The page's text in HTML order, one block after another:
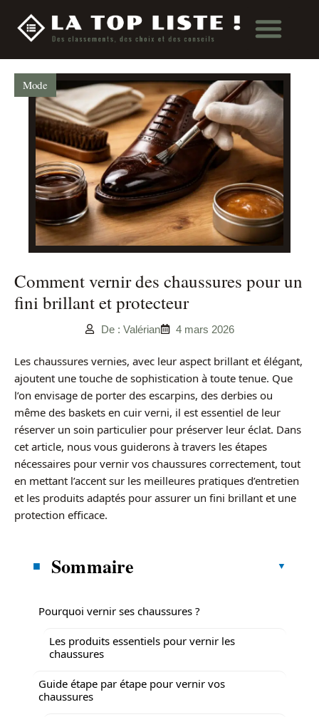
Mode
Comment vernir des chaussures pour un
fini brillant et protecteur
De : Valérian 4 mars 2026
Les chaussures vernies, avec leur aspect brillant et élégant,
ajoutent une touche de sophistication à toute tenue. Que
l’on envisage de porter des escarpins, des derbies ou
même des baskets en cuir verni, il est essentiel de leur
réserver un soin particulier pour préserver leur éclat. Dans
cet article, nous vous guiderons à travers les étapes
nécessaires pour vernir vos chaussures correctement, tout
en mettant l’accent sur les meilleures pratiques d’entretien
et les produits adaptés pour assurer un fini brillant et une
protection efficace.
Sommaire
Pourquoi vernir ses chaussures ?
Les produits essentiels pour vernir les
chaussures
Guide étape par étape pour vernir vos
chaussures